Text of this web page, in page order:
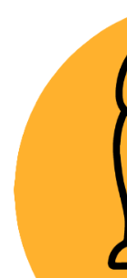
Despacho
$89.990
Lagos)
Home
Lagripet 50 ml